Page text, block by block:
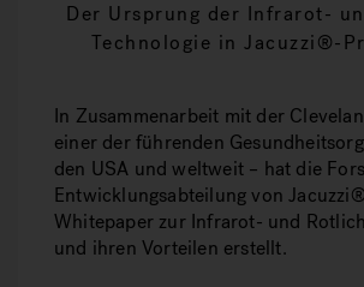
Der Ursprung der Infrarot-
Technologie in Jacuzzi®-
In Zusammenarbeit mit der
einer der führenden
den USA und weltweit – hat die
Entwicklungsabteilung von
Whitepaper zur Infrarot- und
und ihren Vorteilen erstellt.